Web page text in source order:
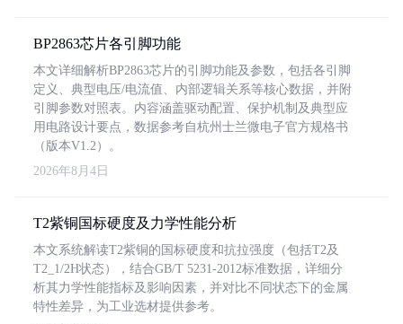
BP2863芯片各引脚功能
本文详细解析BP2863芯片的引脚功能及参数，包括各引脚
定义、典型电压/电流值、内部逻辑关系等核心数据，并附
引脚参数对照表。内容涵盖驱动配置、保护机制及典型应
用电路设计要点，数据参考自杭州士兰微电子官方规格书
（版本V1.2）。
2026年8月4日
T2紫铜国标硬度及力学性能分析
本文系统解读T2紫铜的国标硬度和抗拉强度（包括T2及
T2_1/2H状态），结合GB/T 5231-2012标准数据，详细分
析其力学性能指标及影响因素，并对比不同状态下的金属
特性差异，为工业选材提供参考。